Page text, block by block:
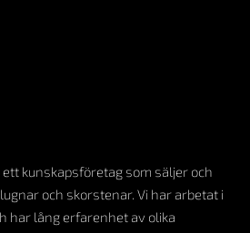
kunskapsföretag som säljer och
och skorstenar. Vi har arbetat i
har lång erfarenhet av olika